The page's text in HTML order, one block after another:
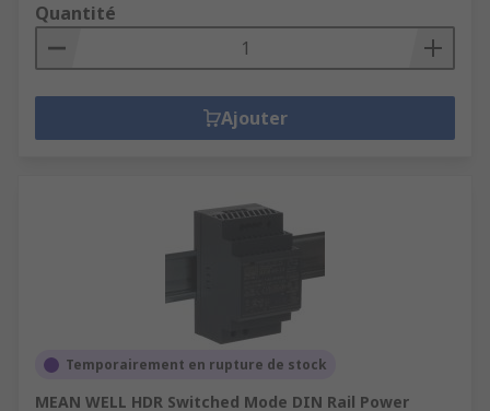
Quantité
Ajouter
Temporairement en rupture de stock
MEAN WELL HDR Switched Mode DIN Rail Power